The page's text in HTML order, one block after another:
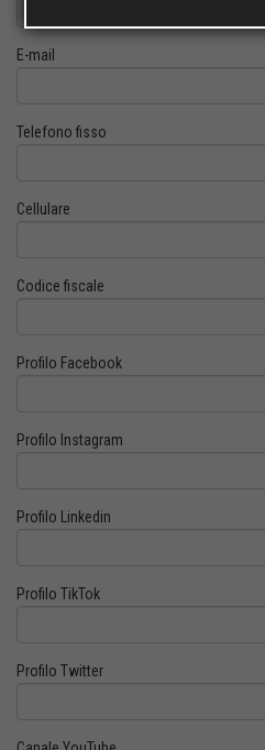
E-mail
Telefono fisso
Cellulare
Codice fiscale
Profilo Facebook
Profilo Instagram
Profilo Linkedin
Profilo TikTok
Profilo Twitter